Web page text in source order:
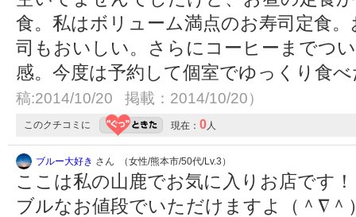
食。私はボリューム満点のお寿司定食
司もおいしい。さらにコーヒーまでつ
感。今度は予約して個室でゆっくり食
稿:2014/10/20 掲載：2014/10/20）
このクチコミに 現在： 0 人
ブルー大好き さん （女性/熊本市/50代/Lv.3）
ここは私の山鹿でお気に入りお店です
ブルなお値段でいただけますよ（＾∇